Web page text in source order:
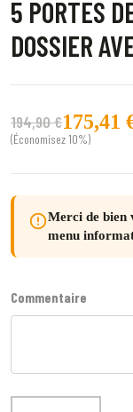
5 PORTES
DOSSIER
194,90 €175,41
(Économisez 10%)
error_outlineMerci de bien
menu
Commentaire